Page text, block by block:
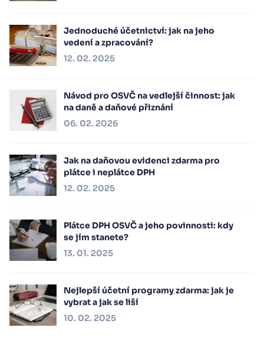
Jednoduché účetnictví: jak na jeho
vedení a zpracování?
12. 02. 2025
Návod pro OSVČ na vedlejší činnost: jak
na daně a daňové přiznání
06. 02. 2026
Jak na daňovou evidenci zdarma pro
plátce i neplátce DPH
12. 02. 2025
Plátce DPH OSVČ a jeho povinnosti: kdy
se jím stanete?
13. 01. 2025
Nejlepší účetní programy zdarma: jak je
vybrat a jak se liší
10. 02. 2025